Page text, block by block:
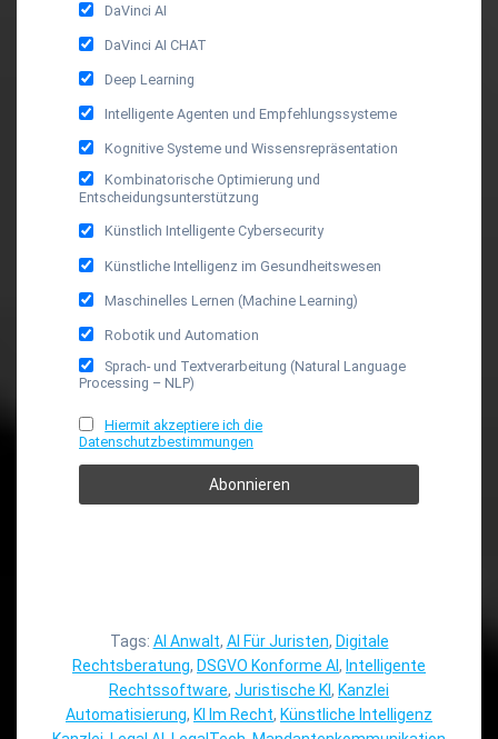
DaVinci AI
DaVinci AI CHAT
Deep Learning
Intelligente Agenten und Empfehlungssysteme
Kognitive Systeme und Wissensrepräsentation
Kombinatorische Optimierung und
Entscheidungsunterstützung
Künstlich Intelligente Cybersecurity
Künstliche Intelligenz im Gesundheitswesen
Maschinelles Lernen (Machine Learning)
Robotik und Automation
Sprach- und Textverarbeitung (Natural Language
Processing – NLP)
Hiermit akzeptiere ich die
Datenschutzbestimmungen
Tags: AI Anwalt, AI Für Juristen, Digitale
Rechtsberatung, DSGVO Konforme AI, Intelligente
Rechtssoftware, Juristische KI, Kanzlei
Automatisierung, KI Im Recht, Künstliche Intelligenz